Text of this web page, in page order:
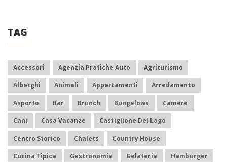
TAG
Accessori Agenzia Pratiche Auto Agriturismo
Alberghi Animali Appartamenti Arredamento
Asporto Bar Brunch Bungalows Camere
Cani Casa Vacanze Castiglione Del Lago
Centro Storico Chalets Country House
Cucina Tipica Gastronomia Gelateria Hamburger